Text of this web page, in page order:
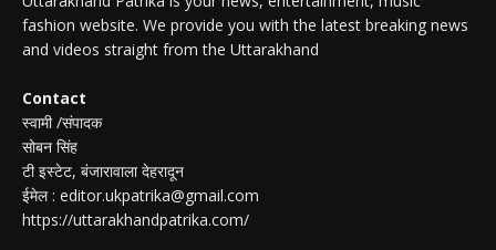
fashion website. We provide you with the latest breaking news
and videos straight from the Uttarakhand
Contact
स्वामी /संपादक
सोबन सिंह
टी इस्टेट, बंजारावाला देहरादून
ईमेल : editor.ukpatrika@gmail.com
https://uttarakhandpatrika.com/